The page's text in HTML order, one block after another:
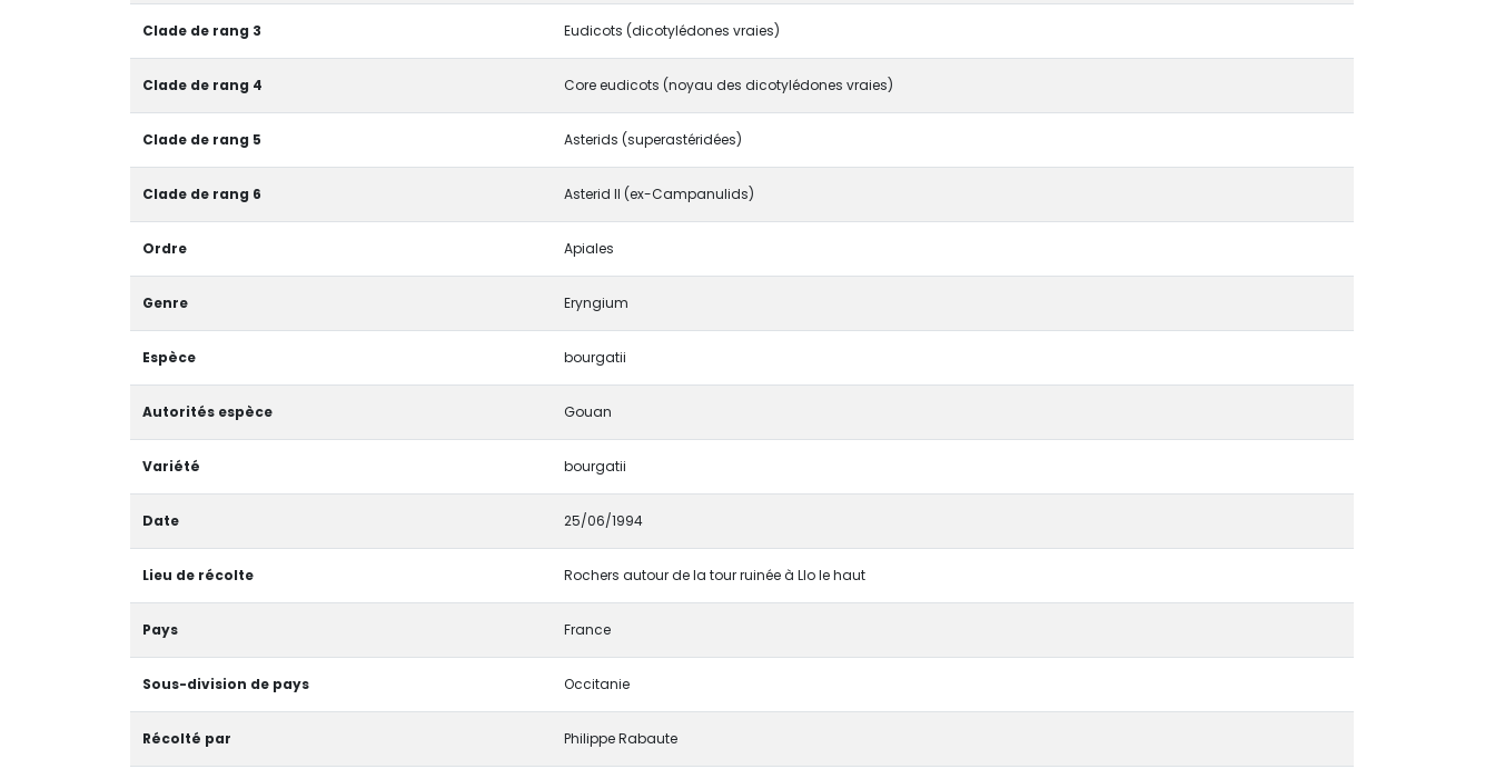
Clade de rang 3 Eudicots (dicotylédones vraies)
Clade de rang 4 Core eudicots (noyau des dicotylédones vraies)
Clade de rang 5 Asterids (superastéridées)
Clade de rang 6 Asterid II (ex-Campanulids)
Ordre Apiales
Genre Eryngium
Espèce bourgatii
Autorités espèce Gouan
Variété bourgatii
Date 25/06/1994
Lieu de récolte Rochers autour de la tour ruinée à Llo le haut
Pays France
Sous-division de pays Occitanie
Récolté par Philippe Rabaute